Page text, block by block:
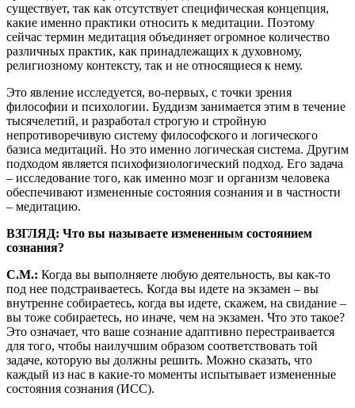
существует, так как отсутствует специфическая концепция,
какие именно практики относить к медитации. Поэтому
сейчас термин медитация объединяет огромное количество
различных практик, как принадлежащих к духовному,
религиозному контексту, так и не относящиеся к нему.
Это явление исследуется, во-первых, с точки зрения
философии и психологии. Буддизм занимается этим в течение
тысячелетий, и разработал строгую и стройную
непротиворечивую систему философского и логического
базиса медитаций. Но это именно логическая система. Другим
подходом является психофизиологический подход. Его задача
– исследование того, как именно мозг и организм человека
обеспечивают измененные состояния сознания и в частности
– медитацию.
ВЗГЛЯД: Что вы называете измененным состоянием
сознания?
С.М.: Когда вы выполняете любую деятельность, вы как-то
под нее подстраиваетесь. Когда вы идете на экзамен – вы
внутренне собираетесь, когда вы идете, скажем, на свидание –
вы тоже собираетесь, но иначе, чем на экзамен. Что это такое?
Это означает, что ваше сознание адаптивно перестраивается
для того, чтобы наилучшим образом соответствовать той
задаче, которую вы должны решить. Можно сказать, что
каждый из нас в какие-то моменты испытывает измененные
состояния сознания (ИСС).